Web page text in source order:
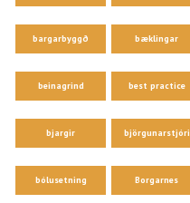
bargarbyggð bæklingar
beinagrind best practice
bjargir björgunarstjóri
bólusetning Borgarnes